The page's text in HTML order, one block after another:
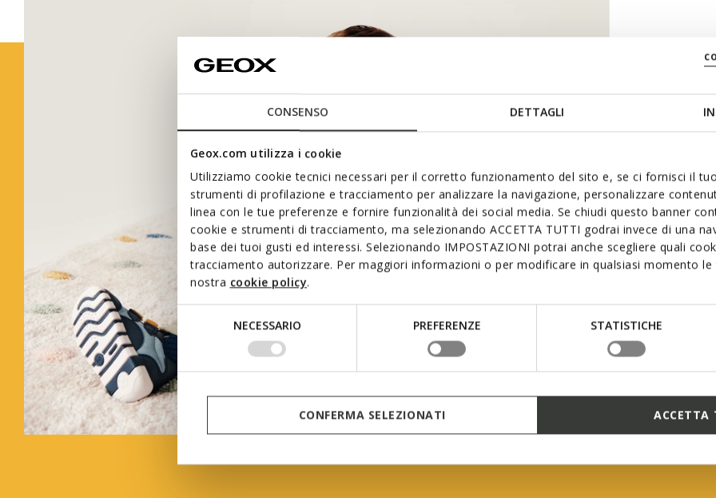
CONSENSO DETTAGLI
Geox.com utilizza i cookie
Utilizziamo cookie tecnici necessari per il corretto funzionamento del sito e, se ci fornisci il
strumenti di profilazione e tracciamento per analizzare la navigazione, personalizzare
linea con le tue preferenze e fornire funzionalità dei social media. Se chiudi questo banner
cookie e strumenti di tracciamento, ma selezionando ACCETTA TUTTI godrai invece di una
base dei tuoi gusti ed interessi. Selezionando IMPOSTAZIONI potrai anche scegliere quali
tracciamento autorizzare. Per maggiori informazioni o per modificare in qualsiasi momento
nostra cookie policy.
del
NECESSARIO PREFERENZE STATISTICHE
CONFERMA SELEZIONATI ACCETTA
d’une
parfaites
EN